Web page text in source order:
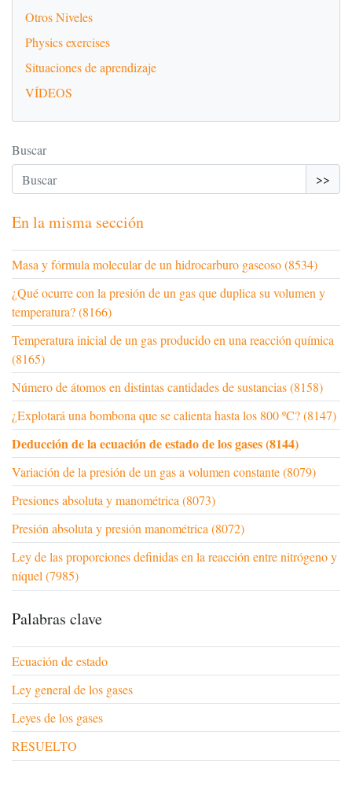
Otros Niveles
Physics exercises
Situaciones de aprendizaje
VÍDEOS
Buscar
>>
En la misma sección
Masa y fórmula molecular de un hidrocarburo gaseoso (8534)
¿Qué ocurre con la presión de un gas que duplica su volumen y
temperatura? (8166)
Temperatura inicial de un gas producido en una reacción química
(8165)
Número de átomos en distintas cantidades de sustancias (8158)
¿Explotará una bombona que se calienta hasta los 800 ºC? (8147)
Deducción de la ecuación de estado de los gases (8144)
Variación de la presión de un gas a volumen constante (8079)
Presiones absoluta y manométrica (8073)
Presión absoluta y presión manométrica (8072)
Ley de las proporciones definidas en la reacción entre nitrógeno y
níquel (7985)
Palabras clave
Ecuación de estado
Ley general de los gases
Leyes de los gases
RESUELTO